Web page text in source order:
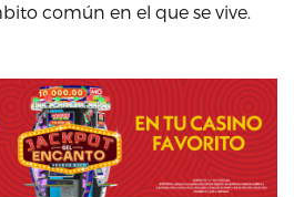
común en el que se vive.